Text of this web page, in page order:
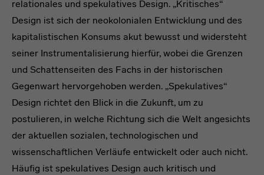
relationales und spekulatives Design. „Kritisches“
Design ist sich der neokolonialen Entwicklung und des
kapitalistischen Konsums akut bewusst und widersteht
seiner Instrumentalisierung hierfür, wobei die Grenzen
und Schattenseiten des Fachs in der historischen
Gegenwart hervorgehoben werden. „Spekulatives“
Design richtet den Blick in die Zukunft, um zu
postulieren, in welche Richtung sich die Welt angesichts
der aktuellen sozialen, technologischen und
wissenschaftlichen Verläufe entwickelt oder auch nicht.
Häufig ist spekulatives Design auch kritisch und